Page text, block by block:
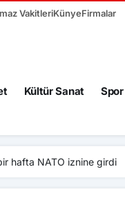
VakitleriKünyeFirmalar
Kültür Sanat Spor
Azerbaijan Mining Expo